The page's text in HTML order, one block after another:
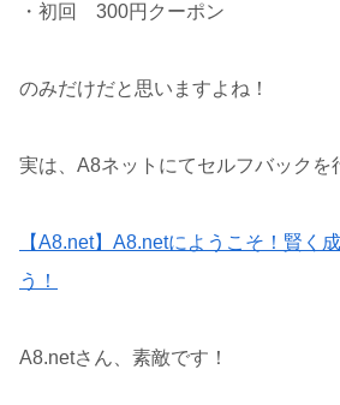
・初回 300円クーポン
のみだけだと思いますよね！
実は、A8ネットにてセルフバックを
【A8.net】A8.netにようこそ！賢く
う！
A8.netさん、素敵です！